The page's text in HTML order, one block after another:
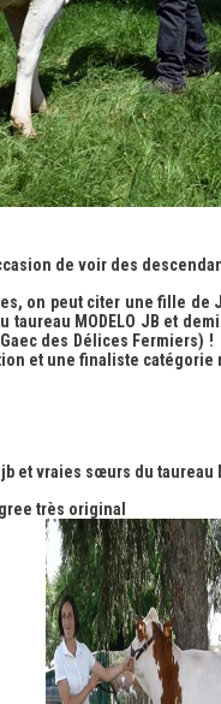
de voir des
on peut citer une fille de
MODELO JB et
des Délices
et une finaliste catégorie
jb et vraies sœurs du
très original